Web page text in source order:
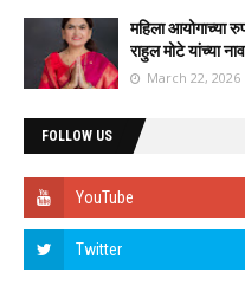
महिला आयोगाच्या
राहुल मोटे यांच्या
March 22, 2026
FOLLOW US